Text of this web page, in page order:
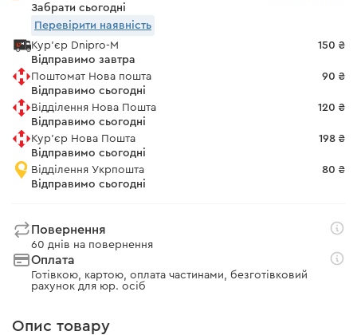
Забрати сьогодні
Перевірити наявність
Кур'єр Dnipro-M
Відправимо завтра
150 ₴
Поштомат Нова пошта
Відправимо сьогодні
90 ₴
Відділення Нова Пошта
Відправимо сьогодні
120 ₴
Кур'єр Нова Пошта
Відправимо сьогодні
198 ₴
Відділення Укрпошта
Відправимо сьогодні
80 ₴
Повернення
60 днів на повернення
Оплата
Готівкою, картою, оплата частинами, безготівковий
рахунок для юр. осіб
Опис товару